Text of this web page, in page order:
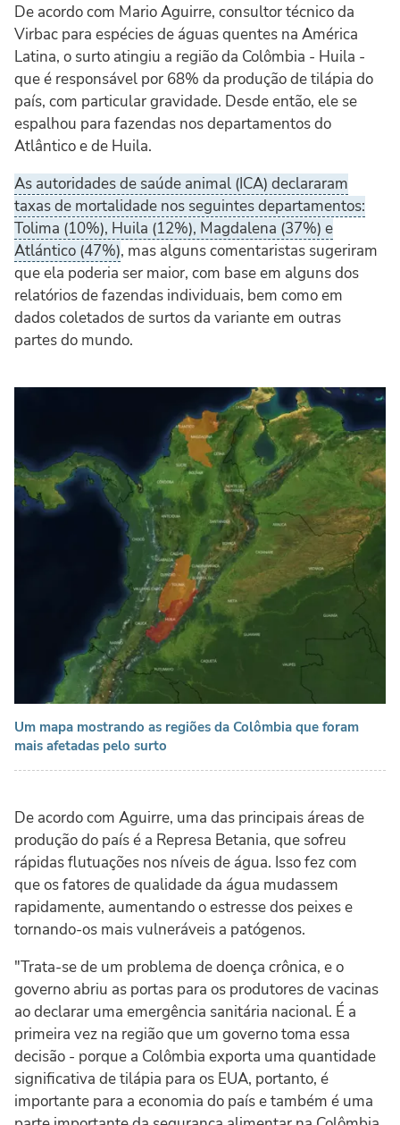
De acordo com Mario Aguirre, consultor técnico da
Virbac para espécies de águas quentes na América
Latina, o surto atingiu a região da Colômbia - Huila -
que é responsável por 68% da produção de tilápia do
país, com particular gravidade. Desde então, ele se
espalhou para fazendas nos departamentos do
Atlântico e de Huila.
As autoridades de saúde animal (ICA) declararam
taxas de mortalidade nos seguintes departamentos:
Tolima (10%), Huila (12%), Magdalena (37%) e
Atlántico (47%), mas alguns comentaristas sugeriram
que ela poderia ser maior, com base em alguns dos
relatórios de fazendas individuais, bem como em
dados coletados de surtos da variante em outras
partes do mundo.
Um mapa mostrando as regiões da Colômbia que foram
mais afetadas pelo surto
De acordo com Aguirre, uma das principais áreas de
produção do país é a Represa Betania, que sofreu
rápidas flutuações nos níveis de água. Isso fez com
que os fatores de qualidade da água mudassem
rapidamente, aumentando o estresse dos peixes e
tornando-os mais vulneráveis a patógenos.
"Trata-se de um problema de doença crônica, e o
governo abriu as portas para os produtores de vacinas
ao declarar uma emergência sanitária nacional. É a
primeira vez na região que um governo toma essa
decisão - porque a Colômbia exporta uma quantidade
significativa de tilápia para os EUA, portanto, é
importante para a economia do país e também é uma